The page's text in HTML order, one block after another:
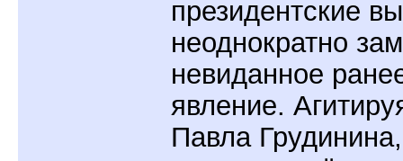
президентские
неоднократно
невиданное
явление.
Павла